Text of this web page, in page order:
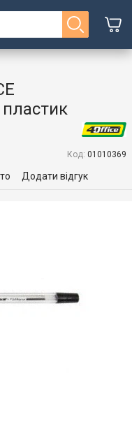
Код: 01010369
Додати відгук